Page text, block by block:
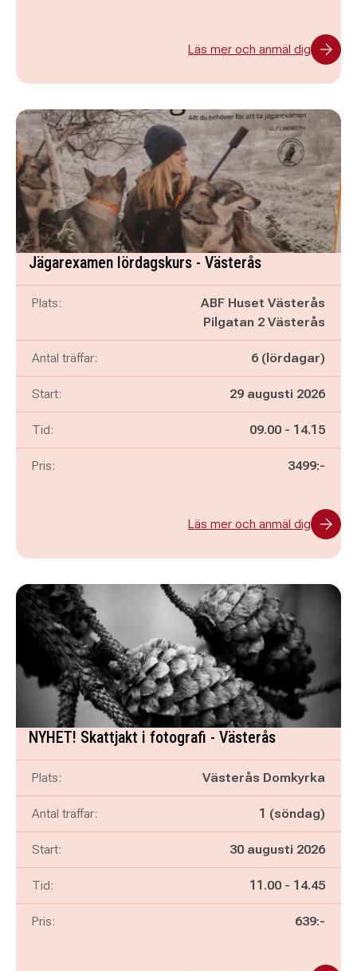
Läs mer och anmäl dig
Jägarexamen lördagskurs - Västerås
Plats:
ABF Huset Västerås
Pilgatan 2 Västerås
Antal träffar: 6 (lördagar)
Start: 29 augusti 2026
Tid: Pågår mellan
09.00 - och
14.15
Pris: 3499:-
Läs mer och anmäl dig
NYHET! Skattjakt i fotografi - Västerås
Plats: Västerås Domkyrka
Antal träffar: 1 (söndag)
Start: 30 augusti 2026
Tid: Pågår mellan
11.00 - och
14.45
Pris: 639:-